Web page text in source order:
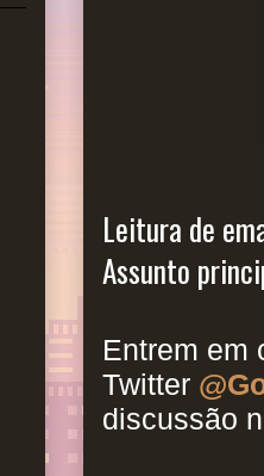
Leitura de
Assunto
Entrem em
Twitter
discussão